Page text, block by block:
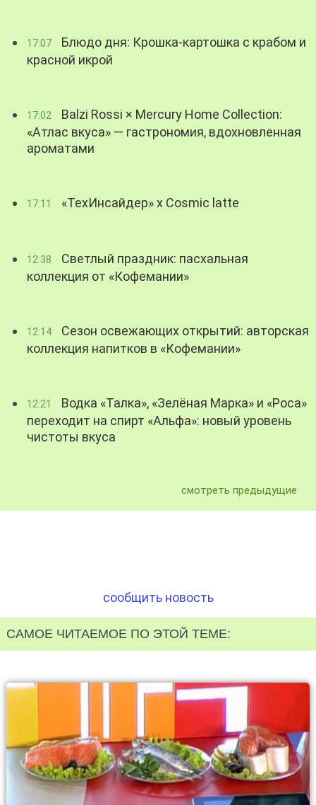
17:07
Блюдо дня: Крошка-картошка с крабом и
красной икрой
17:02
Balzi Rossi × Mercury Home Collection:
«Атлас вкуса» — гастрономия, вдохновленная
ароматами
17:11 «ТехИнсайдер» х Cosmic latte
12:38
Светлый праздник: пасхальная
коллекция от «Кофемании»
12:14
Сезон освежающих открытий: авторская
коллекция напитков в «Кофемании»
12:21
Водка «Талка», «Зелёная Марка» и «Роса»
переходит на спирт «Альфа»: новый уровень
чистоты вкуса
смотреть предыдущие
сообщить новость
САМОЕ ЧИТАЕМОЕ ПО ЭТОЙ ТЕМЕ: